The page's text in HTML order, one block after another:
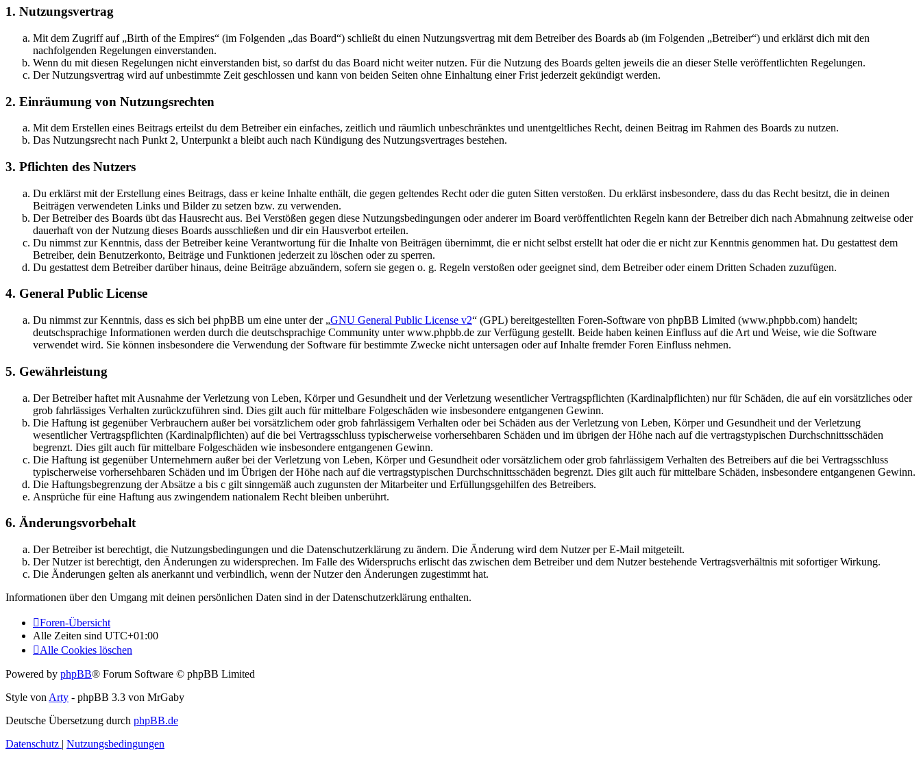
1. Nutzungsvertrag
Mit dem Zugriff auf „Birth of the Empires“ (im Folgenden „das Board“) schließt du einen Nutzungsvertrag mit dem Betreiber des Boards ab (im Folgenden „Betreiber“) und erklärst dich mit den
nachfolgenden Regelungen einverstanden.
Wenn du mit diesen Regelungen nicht einverstanden bist, so darfst du das Board nicht weiter nutzen. Für die Nutzung des Boards gelten jeweils die an dieser Stelle veröffentlichten Regelungen.
Der Nutzungsvertrag wird auf unbestimmte Zeit geschlossen und kann von beiden Seiten ohne Einhaltung einer Frist jederzeit gekündigt werden.
2. Einräumung von Nutzungsrechten
Mit dem Erstellen eines Beitrags erteilst du dem Betreiber ein einfaches, zeitlich und räumlich unbeschränktes und unentgeltliches Recht, deinen Beitrag im Rahmen des Boards zu nutzen.
Das Nutzungsrecht nach Punkt 2, Unterpunkt a bleibt auch nach Kündigung des Nutzungsvertrages bestehen.
3. Pflichten des Nutzers
Du erklärst mit der Erstellung eines Beitrags, dass er keine Inhalte enthält, die gegen geltendes Recht oder die guten Sitten verstoßen. Du erklärst insbesondere, dass du das Recht besitzt, die in deinen
Beiträgen verwendeten Links und Bilder zu setzen bzw. zu verwenden.
Der Betreiber des Boards übt das Hausrecht aus. Bei Verstößen gegen diese Nutzungsbedingungen oder anderer im Board veröffentlichten Regeln kann der Betreiber dich nach Abmahnung zeitweise oder
dauerhaft von der Nutzung dieses Boards ausschließen und dir ein Hausverbot erteilen.
Du nimmst zur Kenntnis, dass der Betreiber keine Verantwortung für die Inhalte von Beiträgen übernimmt, die er nicht selbst erstellt hat oder die er nicht zur Kenntnis genommen hat. Du gestattest dem
Betreiber, dein Benutzerkonto, Beiträge und Funktionen jederzeit zu löschen oder zu sperren.
Du gestattest dem Betreiber darüber hinaus, deine Beiträge abzuändern, sofern sie gegen o. g. Regeln verstoßen oder geeignet sind, dem Betreiber oder einem Dritten Schaden zuzufügen.
4. General Public License
Du nimmst zur Kenntnis, dass es sich bei phpBB um eine unter der „GNU General Public License v2“ (GPL) bereitgestellten Foren-Software von phpBB Limited (www.phpbb.com) handelt;
deutschsprachige Informationen werden durch die deutschsprachige Community unter www.phpbb.de zur Verfügung gestellt. Beide haben keinen Einfluss auf die Art und Weise, wie die Software
verwendet wird. Sie können insbesondere die Verwendung der Software für bestimmte Zwecke nicht untersagen oder auf Inhalte fremder Foren Einfluss nehmen.
5. Gewährleistung
Der Betreiber haftet mit Ausnahme der Verletzung von Leben, Körper und Gesundheit und der Verletzung wesentlicher Vertragspflichten (Kardinalpflichten) nur für Schäden, die auf ein vorsätzliches oder
grob fahrlässiges Verhalten zurückzuführen sind. Dies gilt auch für mittelbare Folgeschäden wie insbesondere entgangenen Gewinn.
Die Haftung ist gegenüber Verbrauchern außer bei vorsätzlichem oder grob fahrlässigem Verhalten oder bei Schäden aus der Verletzung von Leben, Körper und Gesundheit und der Verletzung
wesentlicher Vertragspflichten (Kardinalpflichten) auf die bei Vertragsschluss typischerweise vorhersehbaren Schäden und im übrigen der Höhe nach auf die vertragstypischen Durchschnittsschäden
begrenzt. Dies gilt auch für mittelbare Folgeschäden wie insbesondere entgangenen Gewinn.
Die Haftung ist gegenüber Unternehmern außer bei der Verletzung von Leben, Körper und Gesundheit oder vorsätzlichem oder grob fahrlässigem Verhalten des Betreibers auf die bei Vertragsschluss
typischerweise vorhersehbaren Schäden und im Übrigen der Höhe nach auf die vertragstypischen Durchschnittsschäden begrenzt. Dies gilt auch für mittelbare Schäden, insbesondere entgangenen Gewinn.
Die Haftungsbegrenzung der Absätze a bis c gilt sinngemäß auch zugunsten der Mitarbeiter und Erfüllungsgehilfen des Betreibers.
Ansprüche für eine Haftung aus zwingendem nationalem Recht bleiben unberührt.
6. Änderungsvorbehalt
Der Betreiber ist berechtigt, die Nutzungsbedingungen und die Datenschutzerklärung zu ändern. Die Änderung wird dem Nutzer per E-Mail mitgeteilt.
Der Nutzer ist berechtigt, den Änderungen zu widersprechen. Im Falle des Widerspruchs erlischt das zwischen dem Betreiber und dem Nutzer bestehende Vertragsverhältnis mit sofortiger Wirkung.
Die Änderungen gelten als anerkannt und verbindlich, wenn der Nutzer den Änderungen zugestimmt hat.
Informationen über den Umgang mit deinen persönlichen Daten sind in der Datenschutzerklärung enthalten.
Foren-Übersicht
Alle Zeiten sind UTC+01:00
Alle Cookies löschen
Powered by phpBB® Forum Software © phpBB Limited
Style von Arty - phpBB 3.3 von MrGaby
Deutsche Übersetzung durch phpBB.de
Datenschutz | Nutzungsbedingungen